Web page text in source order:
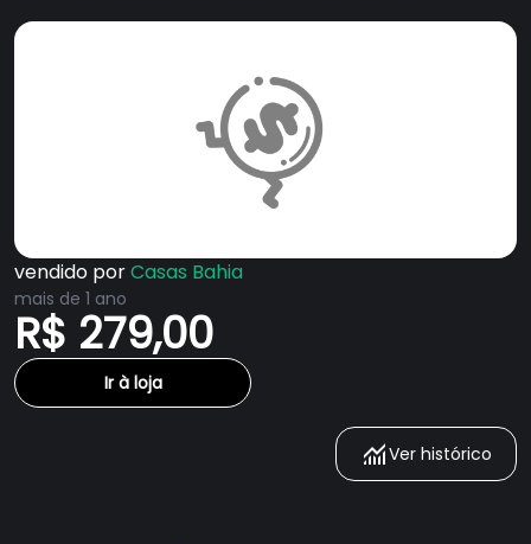
vendido porCasas Bahia
mais de 1 ano
R$ 279,00
Ir à loja
Ver histórico